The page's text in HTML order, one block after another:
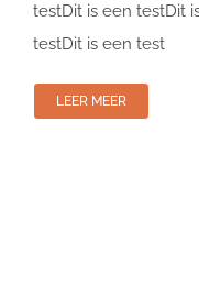
testDit is een testDit
testDit is een test
LEER MEER